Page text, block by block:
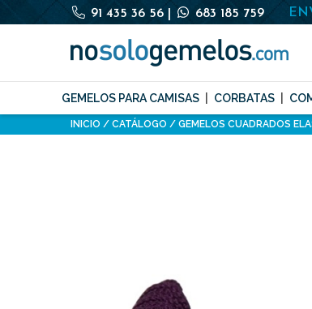
91 435 36 56 683 185 759
GEMELOS PARA CAMISAS CORBATAS
INICIO CATÁLOGO GEMELOS CUADRADOS